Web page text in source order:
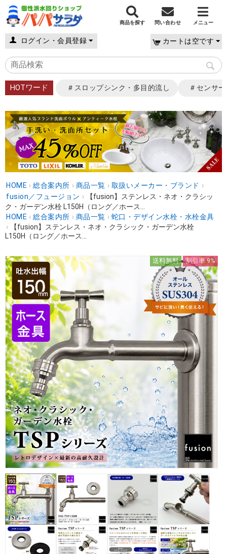
商品を探す 問い合わせ メニュー
ログイン・会員登録 カートは空です
HOTワード ＃スロップシンク・多目的流し ＃センサ
HOME › 総合案内所 › 商品一覧 › 取扱いメーカー・ブランド ›
fusion／フュージョン ›
【fusion】ステンレス・ネオ・クラシッ
ク・ガーデン水栓 L150H（ロング／ホース...
HOME › 総合案内所 › 商品一覧 › 蛇口・デザイン水栓・水栓金具
›
【fusion】ステンレス・ネオ・クラシック・ガーデン水栓
L150H（ロング／ホース...
送料無料 割引率 9%